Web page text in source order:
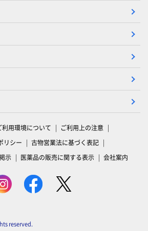
利用環境について
ご利用上の注意
リシー
古物営業法に基づく表記
示
医薬品の販売に関する表示 会社案内
reserved.